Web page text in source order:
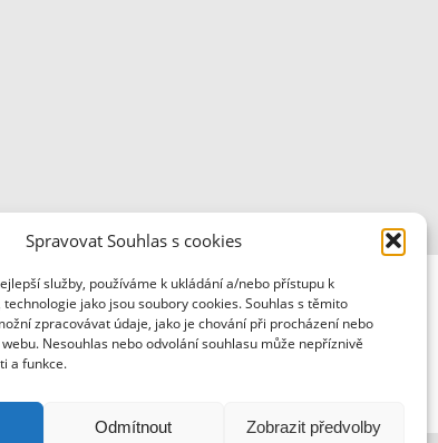
Spravovat Souhlas s cookies
služby, používáme k ukládání a/nebo přístupu k
jako jsou soubory cookies. Souhlas s těmito
zpracovávat údaje, jako je chování při procházení nebo
Nesouhlas nebo odvolání souhlasu může nepříznivě
a funkce.
Odmítnout Zobrazit předvolby